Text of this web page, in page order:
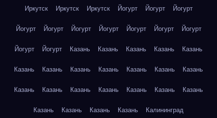
Иркутск Иркутск Иркутск Йогурт Йогурт Йогурт
Йогурт Йогурт Йогурт Йогурт Йогурт Йогурт Йогурт
Йогурт Йогурт Казань Казань Казань Казань Казань
Казань Казань Казань Казань Казань Казань Казань
Казань Казань Казань Казань Казань Казань Казань
Казань Казань Казань Казань Калининград